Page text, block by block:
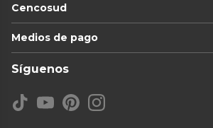
Cencosud
Medios de pago
Síguenos